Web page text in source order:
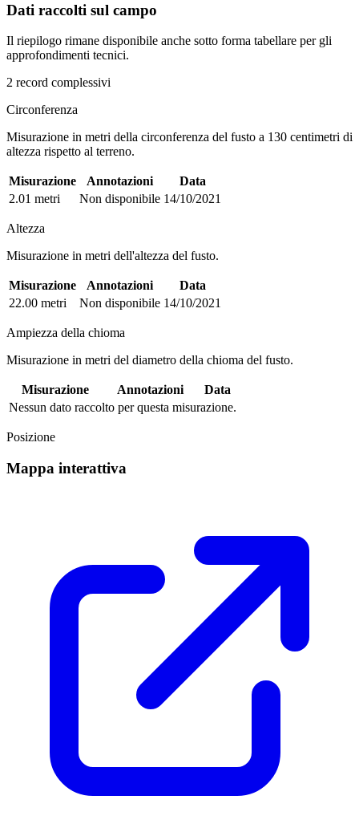
Dati raccolti sul campo
Il riepilogo rimane disponibile anche sotto forma tabellare per gli
approfondimenti tecnici.
2 record complessivi
Circonferenza
Misurazione in metri della circonferenza del fusto a 130 centimetri di
altezza rispetto al terreno.
Misurazione Annotazioni
Data
2.01 metri
Non disponibile 14/10/2021
Altezza
Misurazione in metri dell'altezza del fusto.
Misurazione Annotazioni
Data
22.00 metri
Non disponibile 14/10/2021
Ampiezza della chioma
Misurazione in metri del diametro della chioma del fusto.
Misurazione Annotazioni
Data
Nessun dato raccolto per questa misurazione.
Posizione
Mappa interattiva